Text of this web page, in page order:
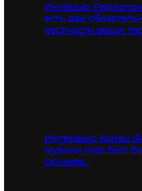
Интерью:
есть две
честности вещи:
Интервью: Конец
музыки мир был
скучнее…